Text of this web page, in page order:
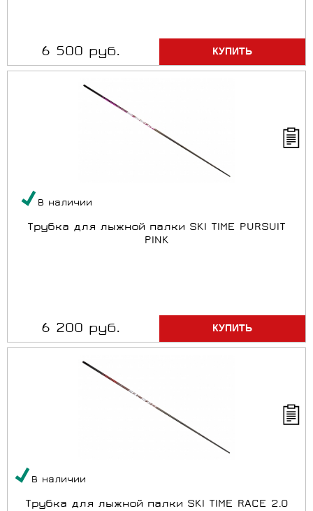
6 500 руб.
В наличии
Трубка для лыжной палки SKI TIME PURSUIT
PINK
6 200 руб.
В наличии
Трубка для лыжной палки SKI TIME RACE 2.0